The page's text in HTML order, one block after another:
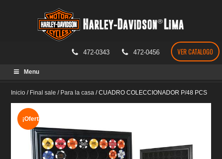
472-0343 472-0456 VER CATALOGO
Menu
Inicio / Final sale / Para la casa /CUADRO COLECCIONADOR P/48 PCS
¡Oferta!